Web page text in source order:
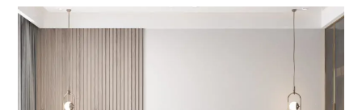
Luxuriöse
Details
für
Schlafzimmer